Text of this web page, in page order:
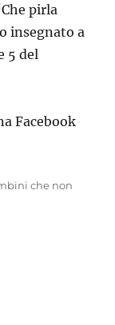
pirla
insegnato a
5 del
Facebook
che non